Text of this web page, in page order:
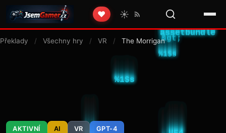
❤️ ☀️
Překlady / Všechny hry / VR / The Morrigan
AKTIVNÍ AI VR GPT-4